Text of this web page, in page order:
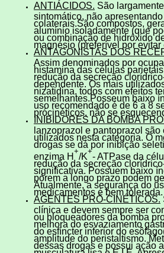
ANTIÁCIDOS. São
sintomático, não
colaterais.São compostos,
alumínio isoladamente (que
ou combinação de hidróxido
magnésio (preferível por
ANTAGONISTAS DOS
Assim denominados por
histamina das células
redução da secreção
dependente. Os mais
nizatidina, todos com efeitos
semelhantes.Posseum baixo
uso recomendado é de 6 a 8
prócinéticos, não se
INIBIDORES DA BOMBA
lanzoprazol e pantoprazol são
utilizados nesta categoria. O
drogas se dá por inibição
enzima H +/K+ - ATPase da
redução da secreção
significativa. Possuem baixo
pórem a longo prazo podem
Atualmente, a segurança do
medicamentos é bem tolerada.
AGENTES PRÓ-CINÉTICOS.
clínica e devem sempre ser
ou bloqueadores da bomba
melhora do esvaziamento
do esfíncter inferior do
amplitude do peristaltismo.
dessas drogas e possui ação
musculatura lisa e E.I.E.